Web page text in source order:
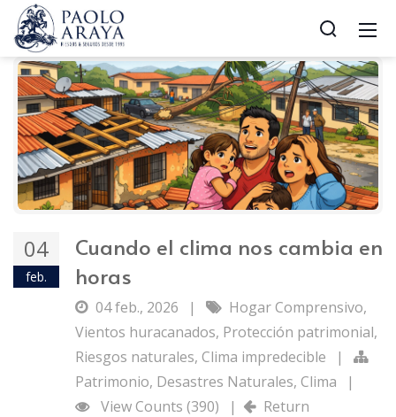
04
feb.
Cuando el clima nos cambia en
horas
04 feb., 2026 | Hogar Comprensivo,
Vientos huracanados, Protección patrimonial,
Riesgos naturales, Clima impredecible
|
Patrimonio, Desastres Naturales, Clima
|
View Counts (390)
| Return